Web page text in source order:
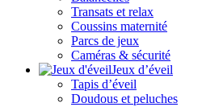
Transats et relax
Coussins maternité
Parcs de jeux
Caméras & sécurité
Jeux d’éveil
Tapis d’éveil
Doudous et peluches